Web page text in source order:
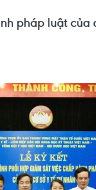
pháp luật